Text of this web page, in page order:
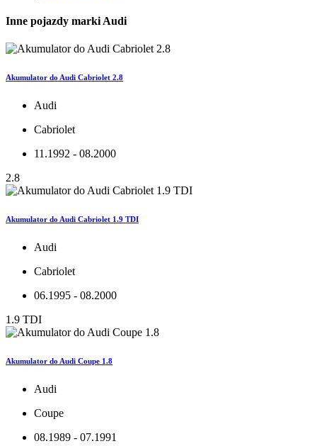
Inne pojazdy marki Audi
Akumulator do Audi Cabriolet 2.8
Audi
Cabriolet
11.1992 - 08.2000
2.8
Akumulator do Audi Cabriolet 1.9 TDI
Audi
Cabriolet
06.1995 - 08.2000
1.9 TDI
Akumulator do Audi Coupe 1.8
Audi
Coupe
08.1989 - 07.1991